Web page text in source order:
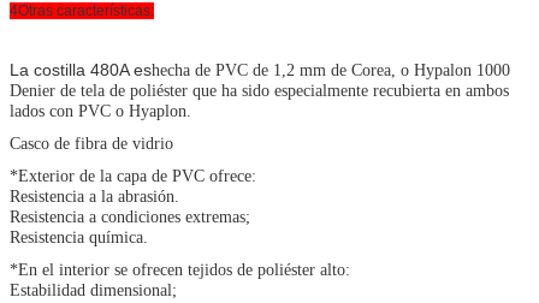
4Otras características:
La costilla 480A eshecha de PVC de 1,2 mm de Corea, o Hypalon 1000
Denier de tela de poliéster que ha sido especialmente recubierta en ambos
lados con PVC o Hyaplon.
Casco de fibra de vidrio
*Exterior de la capa de PVC ofrece:
Resistencia a la abrasión.
Resistencia a condiciones extremas;
Resistencia química.
*En el interior se ofrecen tejidos de poliéster alto:
Estabilidad dimensional;